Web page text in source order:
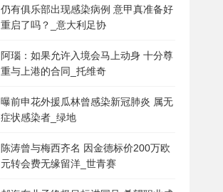
仍有俱乐部出现感染病例 意甲真准备好
重启了吗？_意大利足协
阿瑙：如果允许入境会马上动身 十分尊
重与上港的合同_托维奇
曝前申花外援瓜林曾感染新冠肺炎 属无
症状感染者_绿地
陈涛曾与梅西齐名 因金德标价200万欧
元转会费无缘留洋_世青赛